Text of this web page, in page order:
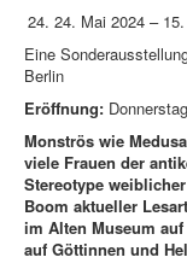
24. Mai 2024 –
Eine
Berlin
Eröffnung:
Monströs wie
viele Frauen der
Stereotype
Boom aktueller
im Alten Museum
auf Göttinnen und